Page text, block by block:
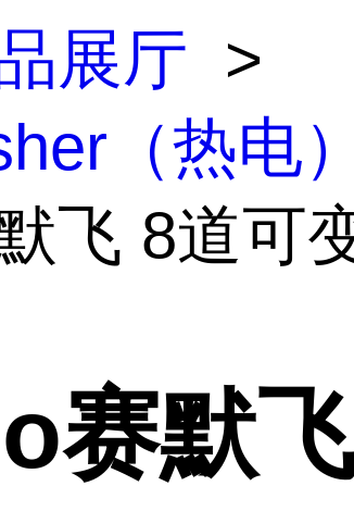
展厅 >
（热电
飞 8道可
赛默